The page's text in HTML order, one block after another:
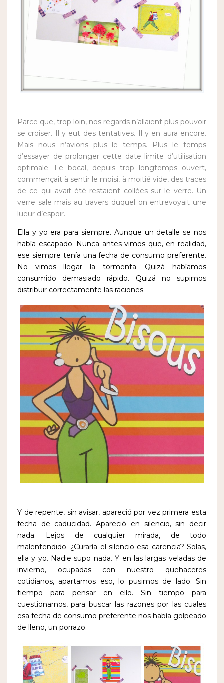
Parce que, trop loin, nos regards n’allaient plus pouvoir
se croiser. Il y eut des tentatives. Il y en aura encore.
Mais nous n’avions plus le temps. Plus le temps
d’essayer de prolonger cette date limite d’utilisation
optimale. Le bocal, depuis trop longtemps ouvert,
commençait à sentir le moisi, à moitié vide, des traces
de ce qui avait été restaient collées sur le verre. Un
verre sale mais au travers duquel on entrevoyait une
lueur d’espoir.
Ella y yo era para siempre. Aunque un detalle se nos
había escapado. Nunca antes vimos que, en realidad,
ese siempre tenía una fecha de consumo preferente.
No vimos llegar la tormenta. Quizá habíamos
consumido demasiado rápido. Quizá no supimos
distribuir correctamente las raciones.
Y de repente, sin avisar, apareció por vez primera esta
fecha de caducidad. Apareció en silencio, sin decir
nada. Lejos de cualquier mirada, de todo
malentendido. ¿Curaría el silencio esa carencia? Solas,
ella y yo. Nadie supo nada. Y en las largas veladas de
invierno, ocupadas con nuestro quehaceres
cotidianos, apartamos eso, lo pusimos de lado. Sin
tiempo para pensar en ello. Sin tiempo para
cuestionarnos, para buscar las razones por las cuales
esa fecha de consumo preferente nos había golpeado
de lleno, un porrazo.